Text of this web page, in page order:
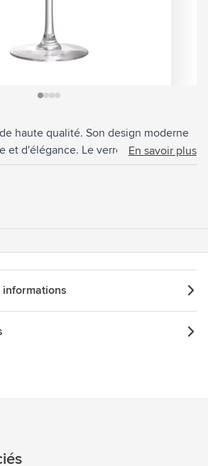
haute qualité. Son design moderne
et d'élégance. Le verre parfait pour
de champagne que vous gardez au
dans le secteur de la
pour toute occasion spéciale.
En savoir plus